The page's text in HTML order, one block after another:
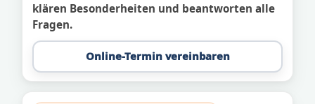
klären Besonderheiten und beantworten alle
Fragen.
Online-Termin vereinbaren